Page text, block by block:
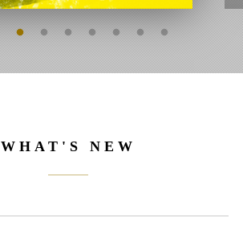
WHAT'S NEW